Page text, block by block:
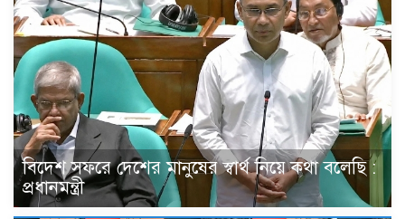
বিদেশ সফরে দেশের মানুষের স্বার্থ নিয়ে কথা বলেছি :
প্রধানমন্ত্রী